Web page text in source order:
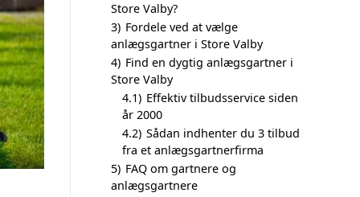
Store Valby?
3) Fordele ved at vælge
anlægsgartner i Store Valby
4) Find en dygtig anlægsgartner i
Store Valby
4.1) Effektiv tilbudsservice siden
år 2000
4.2) Sådan indhenter du 3 tilbud
fra et anlægsgartnerfirma
5) FAQ om gartnere og
anlægsgartnere